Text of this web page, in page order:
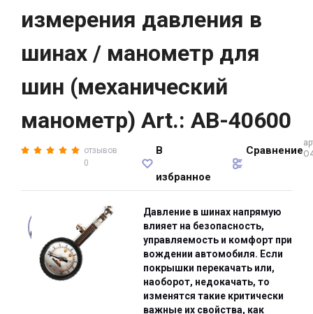
измерения давления в
шинах / манометр для
шин (механический
манометр) Art.: AB-40600
отзывов
0
В
избранное
Сравнение
Давление в шинах напрямую
влияет на безопасность,
управляемость и комфорт при
вождении автомобиля. Если
покрышки перекачать или,
наоборот, недокачать, то
изменятся такие критически
важные их свойства, как